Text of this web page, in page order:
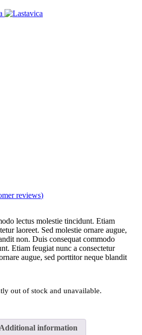
reviews)
lectus molestie tincidunt. Etiam
laoreet. Sed molestie ornare augue,
non. Duis consequat commodo
Etiam feugiat nunc a consectetur
augue, sed porttitor neque blandit
out of stock and unavailable.
Additional information